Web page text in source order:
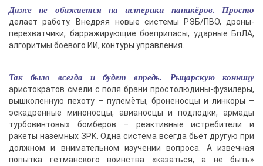
Даже не обижается на истерики паникёров. Просто
делает работу. Внедряя новые системы РЭБ/ПВО, дроны-
перехватчики, барражирующие боеприпасы, ударные БпЛА,
алгоритмы боевого ИИ, контуры управления.
Так было всегда и будет впредь. Рыцарскую конницу
аристократов смели с поля брани простолюдины-фузилеры,
вышколенную пехоту – пулемёты, броненосцы и линкоры –
эскадренные миноносцы, авианосцы и подлодки, армады
турбовинтовых бомберов – реактивные истребители и
ракеты наземных ЗРК. Одна система всегда бьёт другую при
должном и внимательном изучении вопроса. А извечная
попытка гетманского воинства «казаться, а не быть»